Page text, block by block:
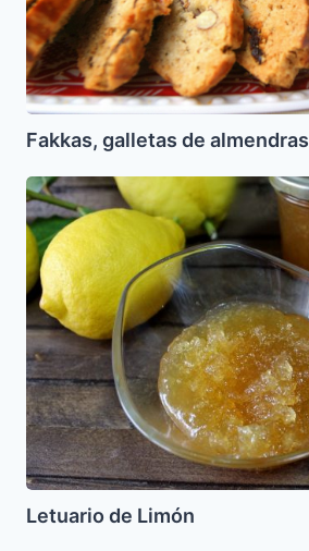
Fakkas, galletas de almendras
Letuario
de
Limón
Letuario de Limón